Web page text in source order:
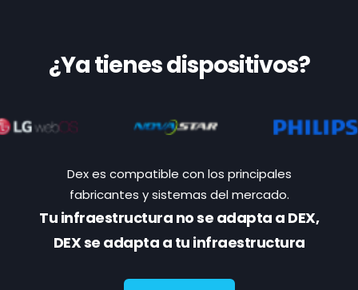
¿Ya tienes dispositivos?
Dex es compatible con los principales
fabricantes y sistemas del mercado.
Tu infraestructura no se adapta a DEX,
DEX se adapta a tu infraestructura